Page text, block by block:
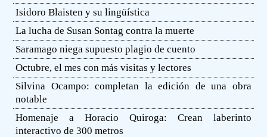
Isidoro Blaisten y su lingüística
La lucha de Susan Sontag contra la muerte
Saramago niega supuesto plagio de cuento
Octubre, el mes con más visitas y lectores
Silvina Ocampo: completan la edición de una obra
notable
Homenaje a Horacio Quiroga: Crean laberinto
interactivo de 300 metros